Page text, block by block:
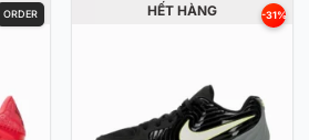
ORDER -31%
HẾT HÀNG